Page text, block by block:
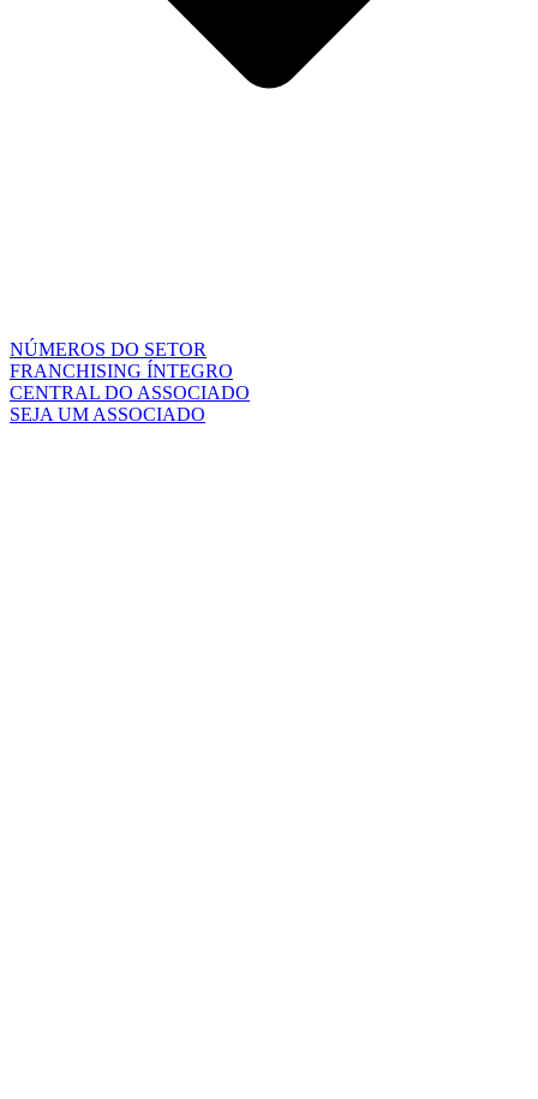
NÚMEROS DO SETOR
FRANCHISING ÍNTEGRO
CENTRAL DO ASSOCIADO
SEJA UM ASSOCIADO